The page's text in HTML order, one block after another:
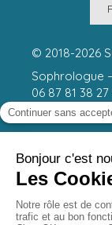
© 2018-2026
Sophrologue
06 87 81 38 27